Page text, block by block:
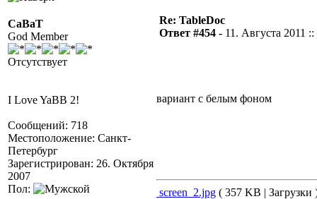
CaBaT
God Member
Отсутствует
I Love YaBB 2!
Сообщений: 718
Местоположение: Санкт-
Петербург
Зарегистрирован: 26. Октября
2007
Пол:
Re: TableDoc
Ответ #454 - 11. Августа 2011
вариант с белым фоном
screen_2.jpg ( 357 KB | Загрузки